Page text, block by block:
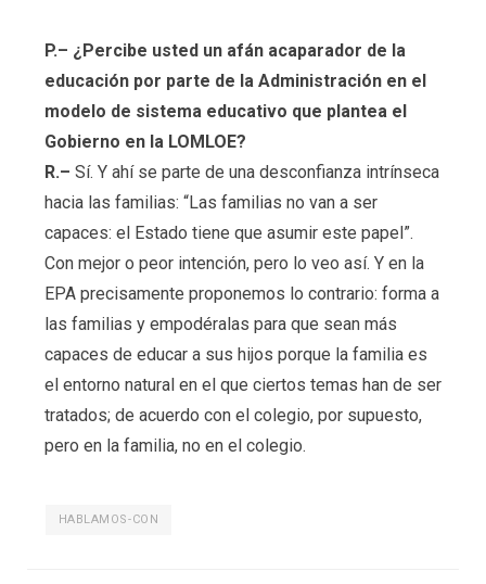
P.– ¿Percibe usted un afán acaparador de la
educación por parte de la Administración en el
modelo de sistema educativo que plantea el
Gobierno en la LOMLOE?
R.– Sí. Y ahí se parte de una desconfianza intrínseca
hacia las familias: “Las familias no van a ser
capaces: el Estado tiene que asumir este papel”.
Con mejor o peor intención, pero lo veo así. Y en la
EPA precisamente proponemos lo contrario: forma a
las familias y empodéralas para que sean más
capaces de educar a sus hijos porque la familia es
el entorno natural en el que ciertos temas han de ser
tratados; de acuerdo con el colegio, por supuesto,
pero en la familia, no en el colegio.
HABLAMOS-CON